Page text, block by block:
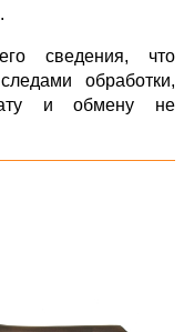
сведения, что
обработки,
и обмену не